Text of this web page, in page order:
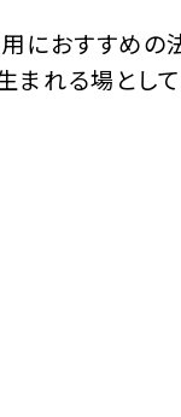
におすすめの
れる場とし